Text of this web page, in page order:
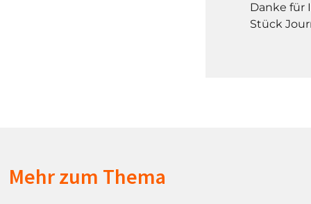
Danke für
Stück
Mehr zum Thema